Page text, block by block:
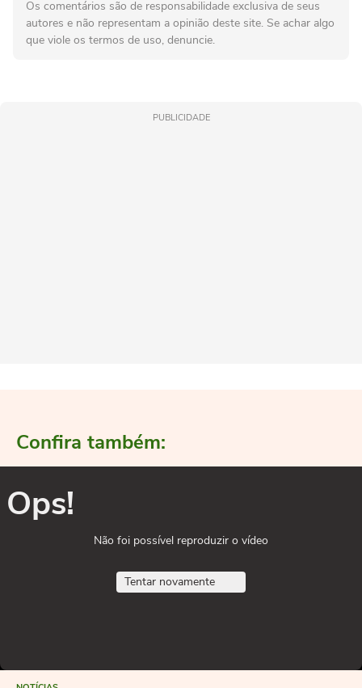
Os comentários são de responsabilidade exclusiva de seus
autores e não representam a opinião deste site. Se achar algo
que viole os termos de uso, denuncie.
PUBLICIDADE
Confira também:
Ops!
Não foi possível reproduzir o vídeo
Tentar novamente